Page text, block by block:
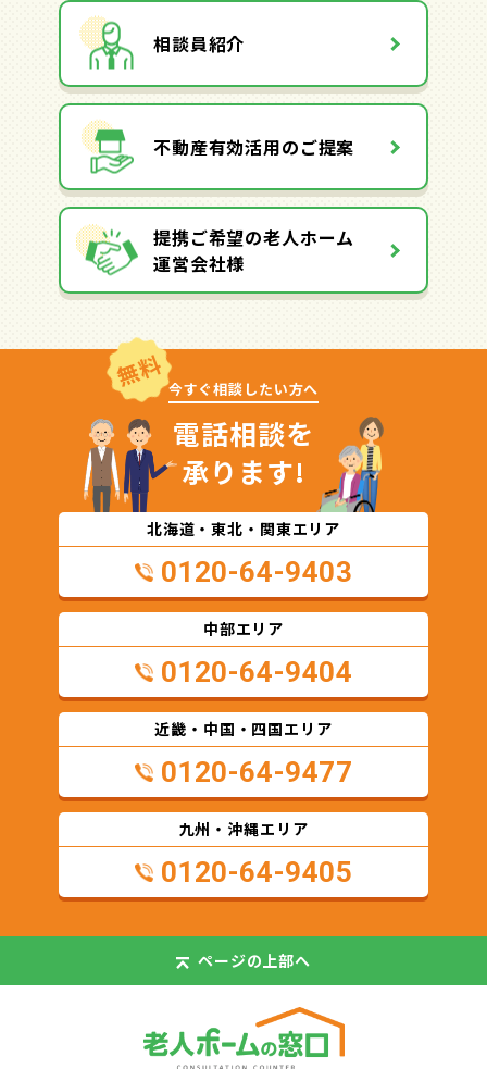
相談員紹介
不動産有効活用のご提案
提携ご希望の老人ホーム
運営会社様
無料 今すぐ相談したい方へ
電話相談を
承ります!
北海道・東北・関東エリア
0120-64-9403
中部エリア
0120-64-9404
近畿・中国・四国エリア
0120-64-9477
九州・沖縄エリア
0120-64-9405
ページの上部へ